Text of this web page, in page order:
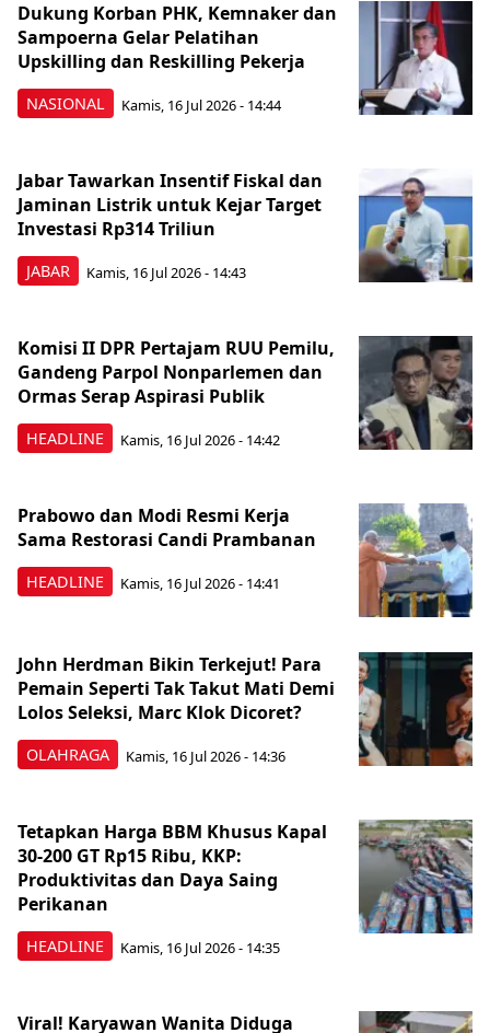
NASIONAL
Dukung Korban PHK, Kemnaker dan
Sampoerna Gelar Pelatihan
Upskilling dan Reskilling Pekerja
Kamis, 16 Jul 2026 - 14:44
JABAR
Jabar Tawarkan Insentif Fiskal dan
Jaminan Listrik untuk Kejar Target
Investasi Rp314 Triliun
Kamis, 16 Jul 2026 - 14:43
HEADLINE
Komisi II DPR Pertajam RUU Pemilu,
Gandeng Parpol Nonparlemen dan
Ormas Serap Aspirasi Publik
Kamis, 16 Jul 2026 - 14:42
HEADLINE
Prabowo dan Modi Resmi Kerja
Sama Restorasi Candi Prambanan
Kamis, 16 Jul 2026 - 14:41
OLAHRAGA
John Herdman Bikin Terkejut! Para
Pemain Seperti Tak Takut Mati Demi
Lolos Seleksi, Marc Klok Dicoret?
Kamis, 16 Jul 2026 - 14:36
HEADLINE
Tetapkan Harga BBM Khusus Kapal
30-200 GT Rp15 Ribu, KKP:
Produktivitas dan Daya Saing
Perikanan
Kamis, 16 Jul 2026 - 14:35
Viral! Karyawan Wanita Diduga